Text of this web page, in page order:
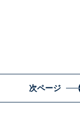
次ページ